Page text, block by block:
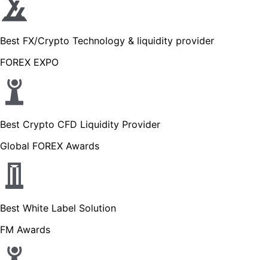
Best FX/Crypto Technology & liquidity provider
FOREX EXPO
Best Crypto CFD Liquidity Provider
Global FOREX Awards
Best White Label Solution
FM Awards